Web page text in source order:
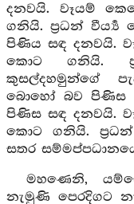
දනවයි. වෑයම්
ගනියි. ප්‍රධන්
පිණිය සඳ දනවයි.
කොට ගනියි.
කුසල්දහමුන්ගේ
බොහෝ බව පිණිස
පිණිස සඳ දනවයි.
කොට ගනියි.
සතර
මහණෙනි,
නැමුණි පෙරදිගට